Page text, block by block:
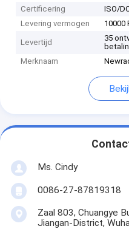
Certificering
ISO/
Levering vermogen
10000
Levertijd
35
Merknaam
Ms. Cindy
0086-27-87819318
Zaal 803, Chuangye
Jiangan-District,